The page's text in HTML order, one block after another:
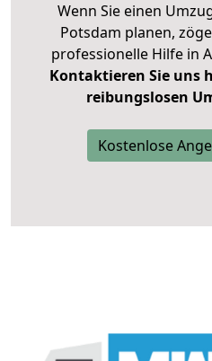
Wenn Sie einen
Potsdam planen,
professionelle Hilfe in
Kontaktieren Sie uns
reibungslosen
Kostenlose